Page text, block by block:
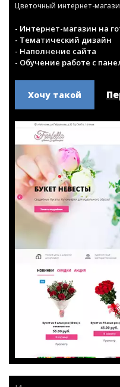
Интернет-магазин
farfella.by
Цветочный интернет-магазин
- Интернет-магазин на
- Тематический дизайн
- Наполнение сайта
- Обучение работе с
Хочу такой